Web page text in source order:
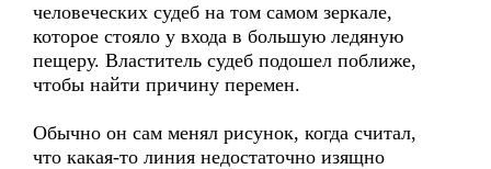
человеческих судеб на том самом зеркале,
которое стояло у входа в большую ледяную
пещеру. Властитель судеб подошел поближе,
чтобы найти причину перемен.
Обычно он сам менял рисунок, когда считал,
что какая-то линия недостаточно изящно